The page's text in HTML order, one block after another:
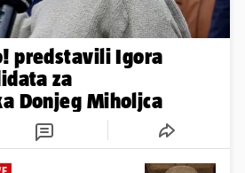
predstavili Igora
za
Donjeg Miholjca